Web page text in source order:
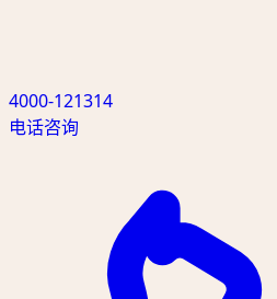
4000-121314
电话咨询